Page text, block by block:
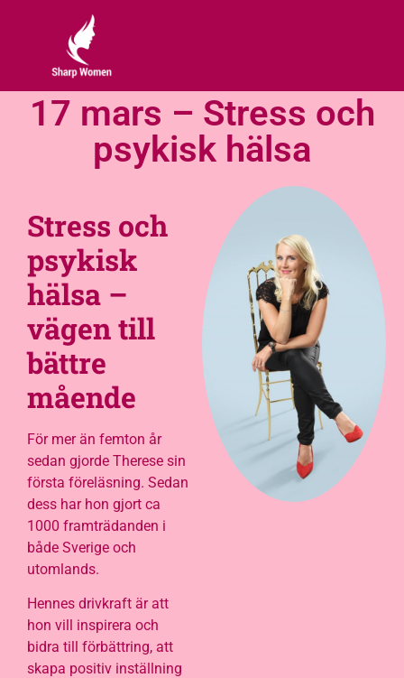
17 mars – Stress och
psykisk hälsa
Stress och
psykisk
hälsa –
vägen till
bättre
mående
För mer än femton år
sedan gjorde Therese sin
första föreläsning. Sedan
dess har hon gjort ca
1000 framträdanden i
både Sverige och
utomlands.
Hennes drivkraft är att
hon vill inspirera och
bidra till förbättring, att
skapa positiv inställning